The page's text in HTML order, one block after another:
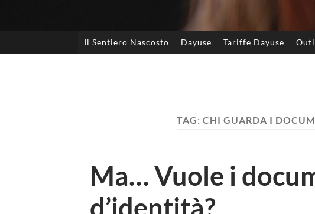
Il Sentiero Nascosto Dayuse Tariffe Dayuse
TAG: CHI GUARDA I
Ma… Vuole i
d’identità?